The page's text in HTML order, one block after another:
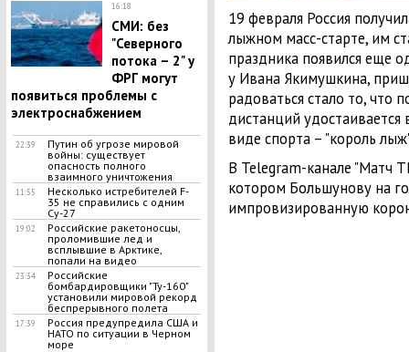
16:18
СМИ: без
"Северного
потока – 2" у
ФРГ могут
появиться проблемы с
электроснабжением
22:39
Путин об угрозе мировой
войны: существует
опасность полного
взаимного уничтожения
11:55
Несколько истребителей F-
35 не справились с одним
Су-27
19:02
Российские ракетоносцы,
проломившие лед и
всплывшие в Арктике,
попали на видео
23:34
Российские
бомбардировщики "Ту-160"
установили мировой рекорд
беспрерывного полета
17:39
Россия предупредила США и
НАТО по ситуации в Черном
море
19 февраля Россия
лыжном масс-старте, им
праздника появился еще
у Ивана Якимушкина,
радоваться стало то, что
дистанций
виде спорта – "король
В Telegram-канале "Матч
котором Большунову на
импровизированную